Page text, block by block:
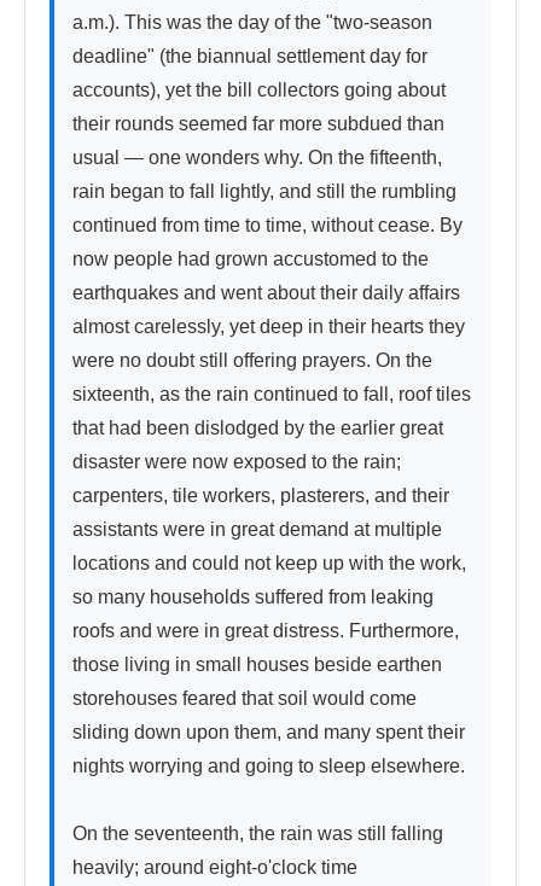
a.m.). This was the day of the "two-season
deadline" (the biannual settlement day for
accounts), yet the bill collectors going about
their rounds seemed far more subdued than
usual — one wonders why. On the fifteenth,
rain began to fall lightly, and still the rumbling
continued from time to time, without cease. By
now people had grown accustomed to the
earthquakes and went about their daily affairs
almost carelessly, yet deep in their hearts they
were no doubt still offering prayers. On the
sixteenth, as the rain continued to fall, roof tiles
that had been dislodged by the earlier great
disaster were now exposed to the rain;
carpenters, tile workers, plasterers, and their
assistants were in great demand at multiple
locations and could not keep up with the work,
so many households suffered from leaking
roofs and were in great distress. Furthermore,
those living in small houses beside earthen
storehouses feared that soil would come
sliding down upon them, and many spent their
nights worrying and going to sleep elsewhere.
On the seventeenth, the rain was still falling
heavily; around eight-o'clock time